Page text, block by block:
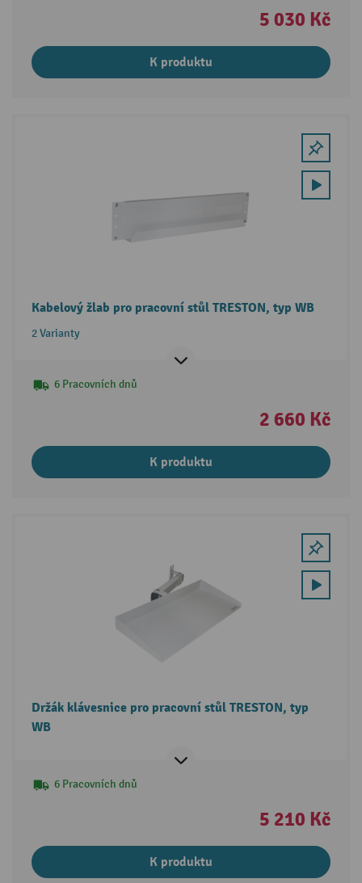
5 030 Kč
K produktu
Kabelový žlab pro pracovní stůl TRESTON, typ WB
2 Varianty
6 Pracovních dnů
2 660 Kč
K produktu
Držák klávesnice pro pracovní stůl TRESTON, typ
WB
6 Pracovních dnů
5 210 Kč
K produktu